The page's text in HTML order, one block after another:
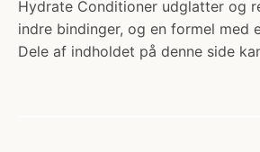
Hydrate Conditioner udglatter og
indre bindinger, og en formel med
Dele af indholdet på denne side